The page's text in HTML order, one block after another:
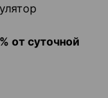
от суточной